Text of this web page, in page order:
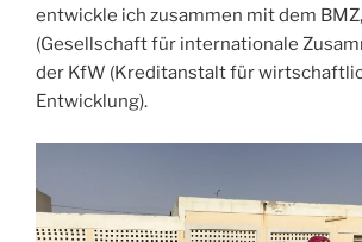
entwickle ich zusammen mit dem
(Gesellschaft für internationale
der KfW (Kreditanstalt für
Entwicklung).